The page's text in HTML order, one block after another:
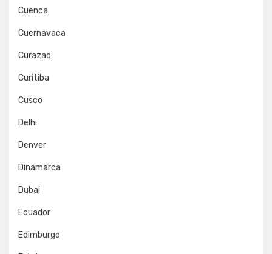
Cuenca
Cuernavaca
Curazao
Curitiba
Cusco
Delhi
Denver
Dinamarca
Dubai
Ecuador
Edimburgo